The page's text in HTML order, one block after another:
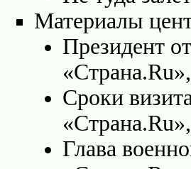
Материалы
Президент
Сроки
Глава